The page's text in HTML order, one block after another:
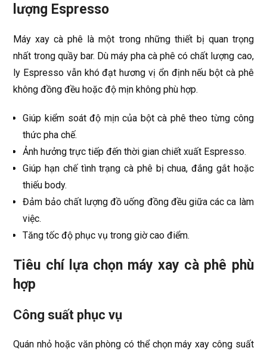
lượng Espresso
Máy xay cà phê là một trong những thiết bị quan trọng
nhất trong quầy bar. Dù máy pha cà phê có chất lượng cao,
ly Espresso vẫn khó đạt hương vị ổn định nếu bột cà phê
không đồng đều hoặc độ mịn không phù hợp.
Giúp kiểm soát độ mịn của bột cà phê theo từng công
thức pha chế.
Ảnh hưởng trực tiếp đến thời gian chiết xuất Espresso.
Giúp hạn chế tình trạng cà phê bị chua, đắng gắt hoặc
thiếu body.
Đảm bảo chất lượng đồ uống đồng đều giữa các ca làm
việc.
Tăng tốc độ phục vụ trong giờ cao điểm.
Tiêu chí lựa chọn máy xay cà phê phù
hợp
Công suất phục vụ
Quán nhỏ hoặc văn phòng có thể chọn máy xay công suất